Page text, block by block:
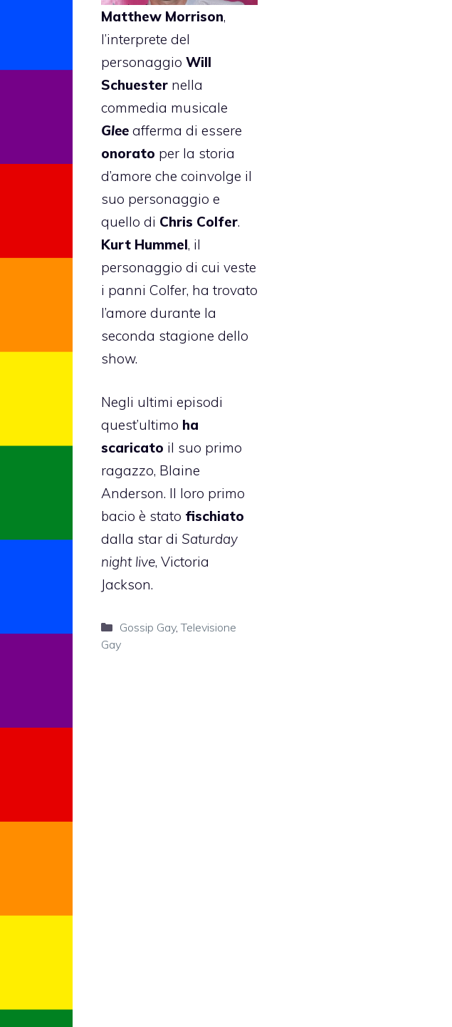
Matthew Morrison,
l’interprete del
personaggio Will
Schuester nella
commedia musicale
Glee afferma di essere
onorato per la storia
d’amore che coinvolge il
suo personaggio e
quello di Chris Colfer.
Kurt Hummel, il
personaggio di cui veste
i panni Colfer, ha trovato
l’amore durante la
seconda stagione dello
show.
Negli ultimi episodi
quest’ultimo ha
scaricato il suo primo
ragazzo, Blaine
Anderson. Il loro primo
bacio è stato fischiato
dalla star di Saturday
night live, Victoria
Jackson.
Categorie
Gossip Gay,Televisione
Gay